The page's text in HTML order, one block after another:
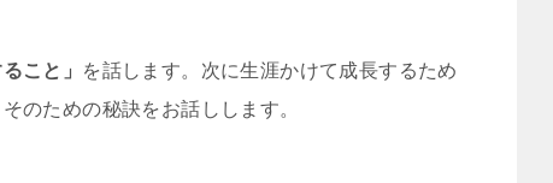
こと」
を話します。次に生涯かけて成長するため
のための秘訣をお話しします。